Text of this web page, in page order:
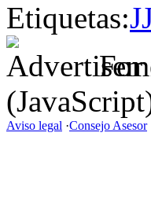
Etiquetas:
For
Aviso legal ·Consejo Asesor